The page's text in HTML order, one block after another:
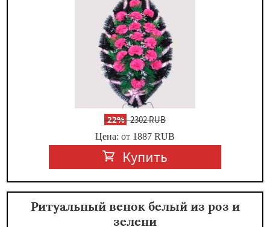
-22%2302 RUB
Цена: от 1887 RUB
Купить
Ритуальный венок белый из роз и
зелени